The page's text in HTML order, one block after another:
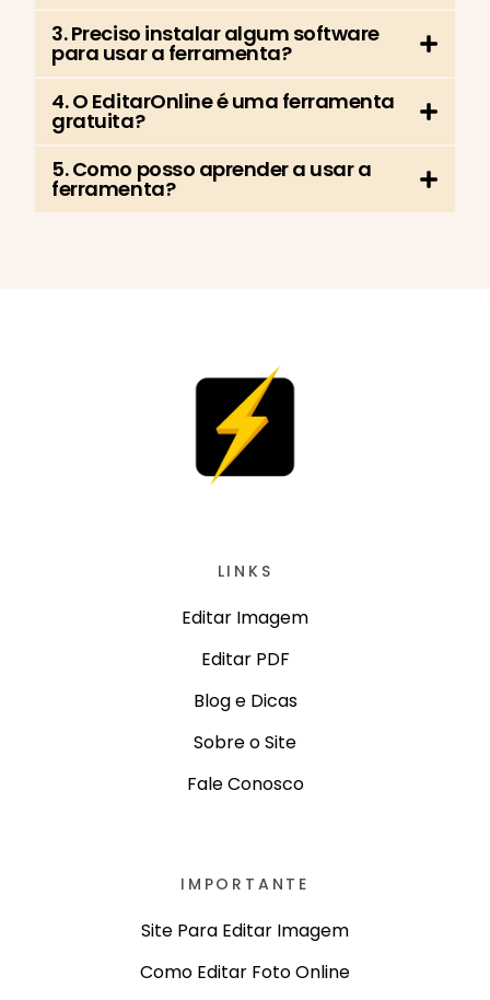
3. Preciso instalar algum software
para usar a ferramenta?
4. O EditarOnline é uma ferramenta
gratuita?
5. Como posso aprender a usar a
ferramenta?
LINKS
Editar Imagem
Editar PDF
Blog e Dicas
Sobre o Site
Fale Conosco
IMPORTANTE
Site Para Editar Imagem
Como Editar Foto Online